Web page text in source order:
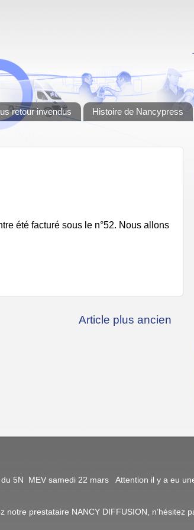
retour invendus Histoire de Nancypress
été facturé sous le n°52. Nous allons
Article plus ancien
5N MEV samedi 22 mars Attention il y a eu
prestataire NANCY DIFFUSION, n’hésitez